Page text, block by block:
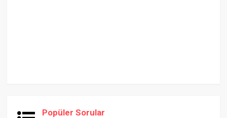
Popüler Sorular